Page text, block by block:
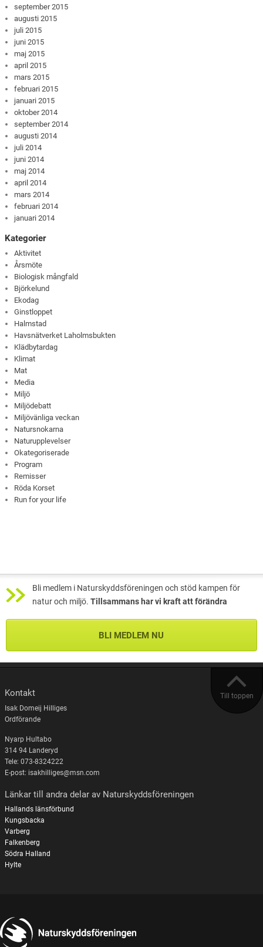
september 2015
augusti 2015
juli 2015
juni 2015
maj 2015
april 2015
mars 2015
februari 2015
januari 2015
oktober 2014
september 2014
augusti 2014
juli 2014
juni 2014
maj 2014
april 2014
mars 2014
februari 2014
januari 2014
Kategorier
Aktivitet
Årsmöte
Biologisk mångfald
Björkelund
Ekodag
Ginstloppet
Halmstad
Havsnätverket Laholmsbukten
Klädbytardag
Klimat
Mat
Media
Miljö
Miljödebatt
Miljövänliga veckan
Natursnokarna
Naturupplevelser
Okategoriserade
Program
Remisser
Röda Korset
Run for your life
Bli medlem i Naturskyddsföreningen och stöd kampen för
natur och miljö. Tillsammans har vi kraft att förändra
BLI MEDLEM NU
Till toppen
Kontakt
Isak Domeij Hilliges
Ordförande
Nyarp Hultabo
314 94 Landeryd
Tele: 073-8324222
E-post: isakhilliges@msn.com
Länkar till andra delar av Naturskyddsföreningen
Hallands länsförbund
Kungsbacka
Varberg
Falkenberg
Södra Halland
Hylte